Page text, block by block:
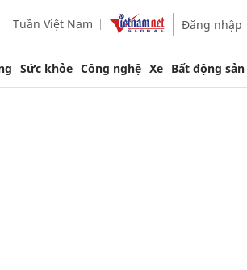
Tuần Việt Nam Đăng nhập
Sức khỏe Công nghệ Xe Bất động sản